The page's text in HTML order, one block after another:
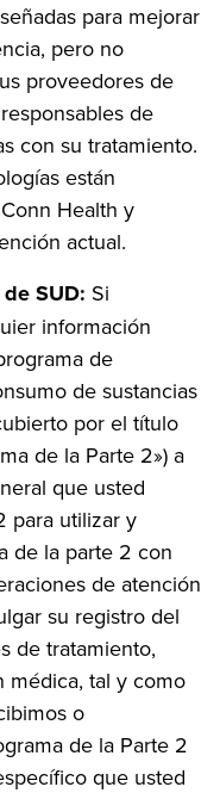
para mejorar
pero no
proveedores de
de
con su tratamiento.
están
Health y
actual.
SUD: Si
información
de
de sustancias
por el título
de la Parte 2») a
que usted
para utilizar y
de la parte 2 con
de atención
su registro del
de tratamiento,
médica, tal y como
o
de la Parte 2
que usted